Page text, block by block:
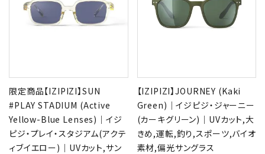
限定商品【IZIPIZI】SUN
#PLAY STADIUM (Active
Yellow-Blue Lenses)｜イジ
ピジ・プレイ・スタジアム(アクテ
ィブイエロー)｜UVカット,サン
【IZIPIZI】JOURNEY (Kaki
Green)｜イジピジ・ジャーニー
(カーキグリーン)｜UVカット,大
きめ,運転,釣り,スポーツ,バイオ
素材,偏光サングラス